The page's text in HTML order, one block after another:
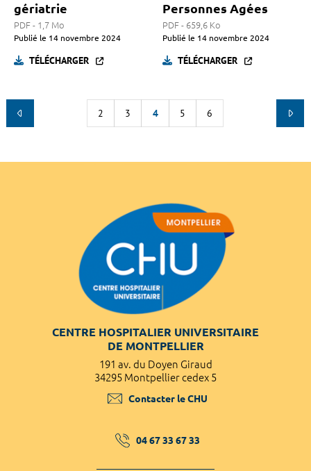
gériatrie
PDF - 1,7 Mo
Publié le 14 novembre 2024
TÉLÉCHARGER
Personnes Agées
PDF - 659,6 Ko
Publié le 14 novembre 2024
TÉLÉCHARGER
2 3 4 5 6
CENTRE HOSPITALIER UNIVERSITAIRE
DE MONTPELLIER
191 av. du Doyen Giraud
34295 Montpellier cedex 5
Contacter le CHU
04 67 33 67 33